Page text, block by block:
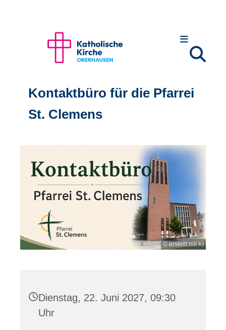
Kontaktbüro für die Pfarrei
St. Clemens
© erstellt mit KI
Dienstag, 22. Juni 2027, 09:30
Uhr